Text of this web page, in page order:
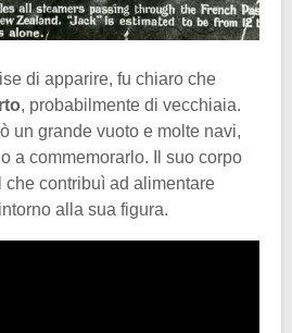
di apparire, fu chiaro che
, probabilmente di vecchiaia.
un grande vuoto e molte navi,
a commemorarlo. Il suo corpo
che contribuì ad alimentare
alla sua figura.